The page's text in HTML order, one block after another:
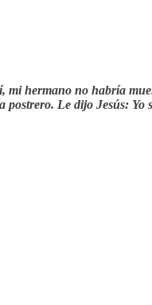
mi hermano no habría
Le dijo Jesús: